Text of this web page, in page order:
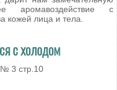
аромавоздействие с
кожей лица и тела.
с холодом
3 стр.10